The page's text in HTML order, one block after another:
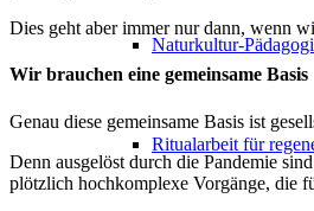
Naturkultur-
Ritualarbeit für
Dies geht aber immer nur dann, wenn
Wir brauchen eine gemeinsame Basis
Genau diese gemeinsame Basis ist
Denn ausgelöst durch die Pandemie
plötzlich hochkomplexe Vorgänge, die